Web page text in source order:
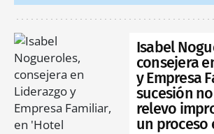
Isabel
consejera
y Empresa
sucesión
relevo
un proceso